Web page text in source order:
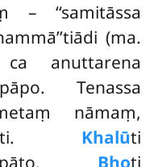
– ‘‘samitāssa
(ma.
anuttarena
Tenassa
nāmaṃ,
Khalūti
Bhoti